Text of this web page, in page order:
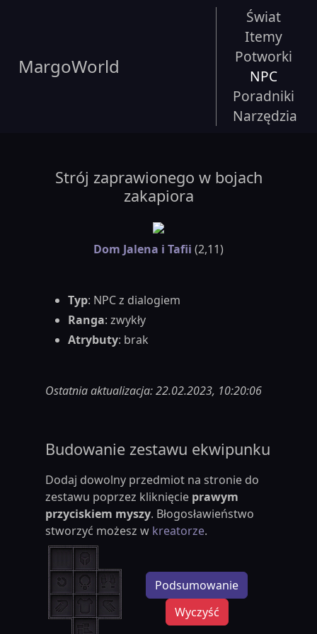
MargoWorld
Świat
Itemy
Potworki
NPC
Poradniki
Narzędzia
Strój zaprawionego w bojach
zakapiora
Dom Jalena i Tafii (2,11)
Typ: NPC z dialogiem
Ranga: zwykły
Atrybuty: brak
Ostatnia aktualizacja: 22.02.2023, 10:20:06
Budowanie zestawu ekwipunku
Dodaj dowolny przedmiot na stronie do
zestawu poprzez kliknięcie prawym
przyciskiem myszy. Błogosławieństwo
stworzyć możesz w kreatorze.
Podsumowanie
Wyczyść